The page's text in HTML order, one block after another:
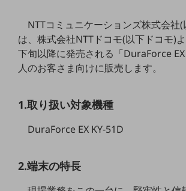
Smart Healthcare
Smart Industry
Smart Mobility
Smart Worksite
生成AI(Generative AI)
地域の取り組み
地域経済のさらなる活性化に取り組みます
LGPF(Local Government Platform)
別ウィンドウで開きます
NTTコミュニケーションズ株式会社
は、株式会社NTTドコモ(以下ドコモ)
下旬以降に発売される「DuraForce
人のお客さま向けに販売します。
1.取り扱い対象機種
DuraForce EX KY-51D
2.端末の特長